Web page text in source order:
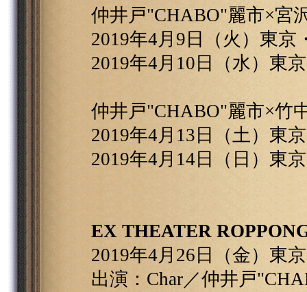
仲井戸"CHABO"麗市×宮
2019年4月9日（火）東
2019年4月10日（水）東
仲井戸"CHABO"麗市×竹
2019年4月13日（土）東
2019年4月14日（日）東
EX THEATER
2019年4月26日（金）東
出演：Char／仲井戸